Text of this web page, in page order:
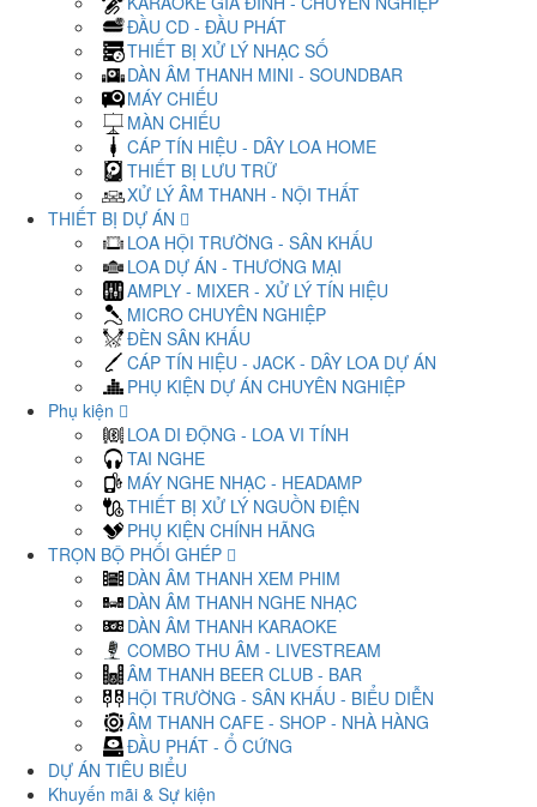
ĐẦU CD - ĐẦU PHÁT
THIẾT BỊ XỬ LÝ NHẠC SỐ
DÀN ÂM THANH MINI - SOUNDBAR
MÁY CHIẾU
MÀN CHIẾU
CÁP TÍN HIỆU - DÂY LOA HOME
THIẾT BỊ LƯU TRỮ
XỬ LÝ ÂM THANH - NỘI THẤT
THIẾT BỊ DỰ ÁN
LOA HỘI TRƯỜNG - SÂN KHẤU
LOA DỰ ÁN - THƯƠNG MẠI
AMPLY - MIXER - XỬ LÝ TÍN HIỆU
MICRO CHUYÊN NGHIỆP
ĐÈN SÂN KHẤU
CÁP TÍN HIỆU - JACK - DÂY LOA DỰ ÁN
PHỤ KIỆN DỰ ÁN CHUYÊN NGHIỆP
Phụ kiện
LOA DI ĐỘNG - LOA VI TÍNH
TAI NGHE
MÁY NGHE NHẠC - HEADAMP
THIẾT BỊ XỬ LÝ NGUỒN ĐIỆN
PHỤ KIỆN CHÍNH HÃNG
TRỌN BỘ PHỐI GHÉP
DÀN ÂM THANH XEM PHIM
DÀN ÂM THANH NGHE NHẠC
DÀN ÂM THANH KARAOKE
COMBO THU ÂM - LIVESTREAM
ÂM THANH BEER CLUB - BAR
HỘI TRƯỜNG - SÂN KHẤU - BIỂU DIỄN
ÂM THANH CAFE - SHOP - NHÀ HÀNG
ĐẦU PHÁT - Ổ CỨNG
DỰ ÁN TIÊU BIỂU
Khuyến mãi & Sự kiện